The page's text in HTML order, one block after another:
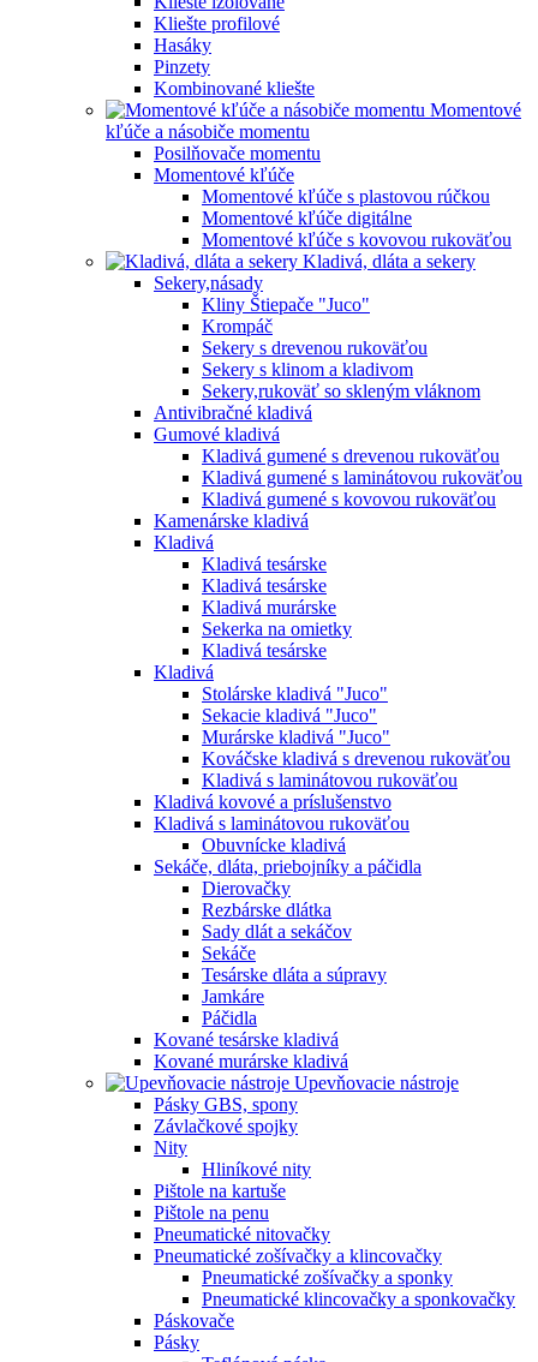
Kliešte profilové
Hasáky
Pinzety
Kombinované kliešte
Momentové
kľúče a násobiče momentu
Posilňovače momentu
Momentové kľúče
Momentové kľúče s plastovou rúčkou
Momentové kľúče digitálne
Momentové kľúče s kovovou rukoväťou
Kladivá, dláta a sekery
Sekery,násady
Kliny Štiepače "Juco"
Krompáč
Sekery s drevenou rukoväťou
Sekery s klinom a kladivom
Sekery,rukoväť so skleným vláknom
Antivibračné kladivá
Gumové kladivá
Kladivá gumené s drevenou rukoväťou
Kladivá gumené s laminátovou rukoväťou
Kladivá gumené s kovovou rukoväťou
Kamenárske kladivá
Kladivá
Kladivá tesárske
Kladivá tesárske
Kladivá murárske
Sekerka na omietky
Kladivá tesárske
Kladivá
Stolárske kladivá "Juco"
Sekacie kladivá "Juco"
Murárske kladivá "Juco"
Kováčske kladivá s drevenou rukoväťou
Kladivá s laminátovou rukoväťou
Kladivá kovové a príslušenstvo
Kladivá s laminátovou rukoväťou
Obuvnícke kladivá
Sekáče, dláta, priebojníky a páčidla
Dierovačky
Rezbárske dlátka
Sady dlát a sekáčov
Sekáče
Tesárske dláta a súpravy
Jamkáre
Páčidla
Kované tesárske kladivá
Kované murárske kladivá
Upevňovacie nástroje
Pásky GBS, spony
Závlačkové spojky
Nity
Hliníkové nity
Pištole na kartuše
Pištole na penu
Pneumatické nitovačky
Pneumatické zošívačky a klincovačky
Pneumatické zošívačky a sponky
Pneumatické klincovačky a sponkovačky
Páskovače
Pásky